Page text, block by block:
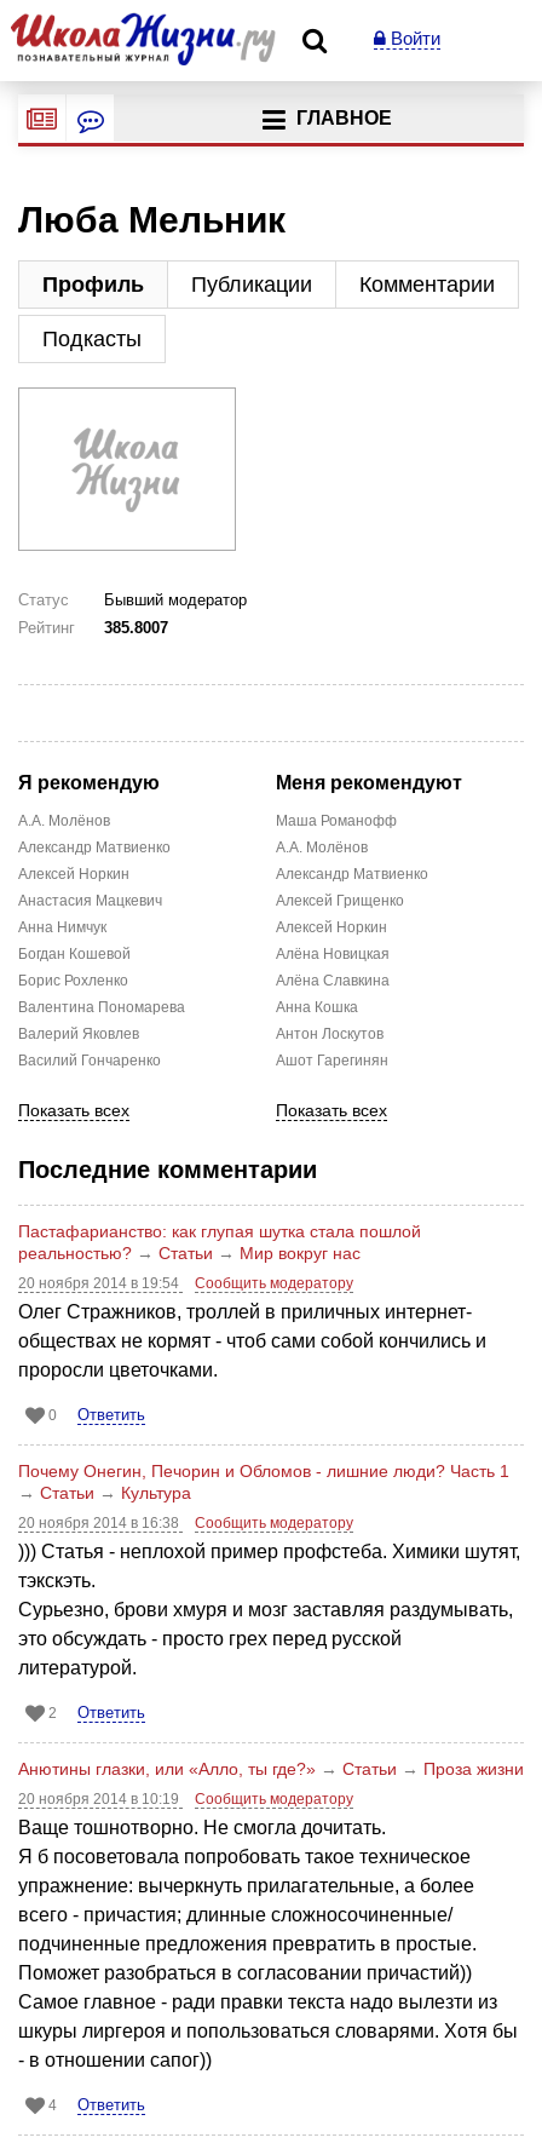
Войти
ГЛАВНОЕ
Люба Мельник
Профиль Публикации Комментарии
Подкасты
Статус
Бывший модератор
Рейтинг
385.8007
Я рекомендую
А.А. Молёнов
Александр Матвиенко
Алексей Норкин
Анастасия Мацкевич
Анна Нимчук
Богдан Кошевой
Борис Рохленко
Валентина Пономарева
Валерий Яковлев
Василий Гончаренко
Показать всех
Меня рекомендуют
Mаша Романофф
А.А. Молёнов
Александр Матвиенко
Алексей Грищенко
Алексей Норкин
Алёна Новицкая
Алёна Славкина
Анна Кошка
Антон Лоскутов
Ашот Гарегинян
Показать всех
Последние комментарии
Пастафарианство: как глупая шутка стала пошлой
реальностью? → Статьи → Мир вокруг нас
20 ноября 2014 в 19:54 Сообщить модератору
Олег Стражников, троллей в приличных интернет-
обществах не кормят - чтоб сами собой кончились и
проросли цветочками.
0 Ответить
Почему Онегин, Печорин и Обломов - лишние люди? Часть 1
→ Статьи → Культура
20 ноября 2014 в 16:38 Сообщить модератору
))) Статья - неплохой пример профстеба. Химики шутят,
тэкскэть.
Сурьезно, брови хмуря и мозг заставляя раздумывать,
это обсуждать - просто грех перед русской
литературой.
2 Ответить
Анютины глазки, или «Алло, ты где?» → Статьи → Проза жизни
20 ноября 2014 в 10:19 Сообщить модератору
Ваще тошнотворно. Не смогла дочитать.
Я б посоветовала попробовать такое техническое
упражнение: вычеркнуть прилагательные, а более
всего - причастия; длинные сложносочиненные/
подчиненные предложения превратить в простые.
Поможет разобраться в согласовании причастий))
Самое главное - ради правки текста надо вылезти из
шкуры лиргероя и попользоваться словарями. Хотя бы
- в отношении сапог))
4 Ответить